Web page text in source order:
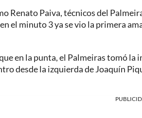
Renato Paiva, técnicos del
el minuto 3 ya se vio la primera
en la punta, el Palmeiras tomó
desde la izquierda de Joaquín